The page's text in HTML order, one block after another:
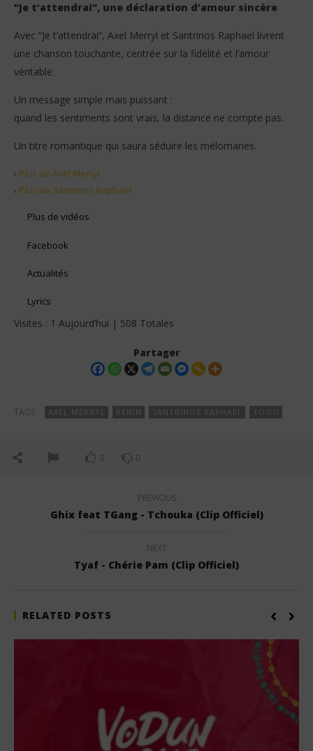
“Je t’attendrai”, une déclaration d’amour sincère
Avec “Je t’attendrai”, Axel Merryl et Santrinos Raphael livrent
une chanson touchante, centrée sur la fidélité et l’amour
véritable.
Un message simple mais puissant :
quand les sentiments sont vrais, la distance ne compte pas.
Un titre romantique qui saura séduire les mélomanes.
› Plus de Axel Merryl
› Plus de Santrinos Raphael
Plus de vidéos
Facebook
Actualités
Lyrics
Visites : 1 Aujourd’hui | 508 Totales
Partager
TAGS: AXEL MERRYL BÉNIN SANTRINOS RAPHAEL TOGO
3 0
PREVIOUS
Ghix feat TGang - Tchouka (Clip Officiel)
NEXT
Tyaf - Chérie Pam (Clip Officiel)
RELATED POSTS